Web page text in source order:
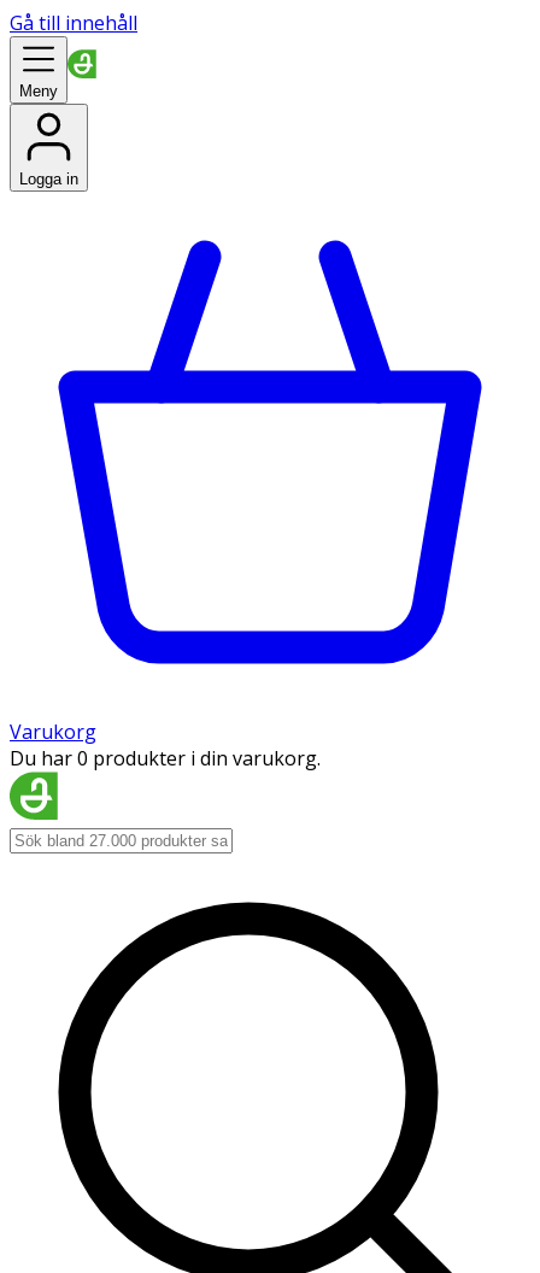
Gå till innehåll
Meny
Logga in
Varukorg
Du har 0 produkter i din varukorg.